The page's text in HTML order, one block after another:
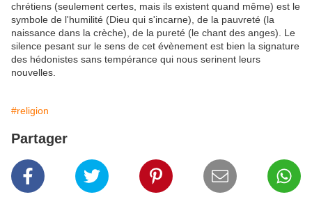
chrétiens (seulement certes, mais ils existent quand même) est le
symbole de l'humilité (Dieu qui s'incarne), de la pauvreté (la
naissance dans la crèche), de la pureté (le chant des anges). Le
silence pesant sur le sens de cet évènement est bien la signature
des hédonistes sans tempérance qui nous serinent leurs
nouvelles.
#religion
Partager